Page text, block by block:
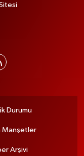
Durumu
Manşetler
Arşivi